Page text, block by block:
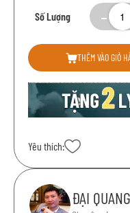
Số Lượng
THÊM VÀO GIỎ
Yêu thích:
ĐẠI QUANG